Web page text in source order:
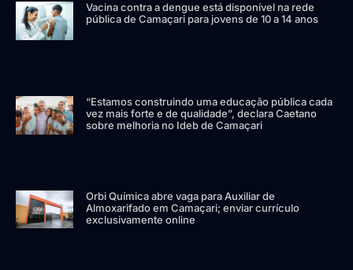
Vacina contra a dengue está disponível na rede
pública de Camaçari para jovens de 10 a 14 anos
“Estamos construindo uma educação pública cada
vez mais forte e de qualidade”, declara Caetano
sobre melhoria no Ideb de Camaçari
Orbi Química abre vaga para Auxiliar de
Almoxarifado em Camaçari; enviar currículo
exclusivamente online